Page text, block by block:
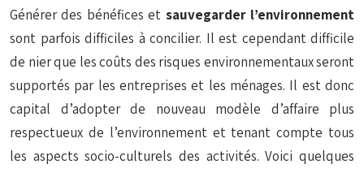
Générer des bénéfices et sauvegarder l’environnement
sont parfois difficiles à concilier. Il est cependant difficile
de nier que les coûts des risques environnementaux seront
supportés par les entreprises et les ménages. Il est donc
capital d’adopter de nouveau modèle d’affaire plus
respectueux de l’environnement et tenant compte tous
les aspects socio-culturels des activités. Voici quelques